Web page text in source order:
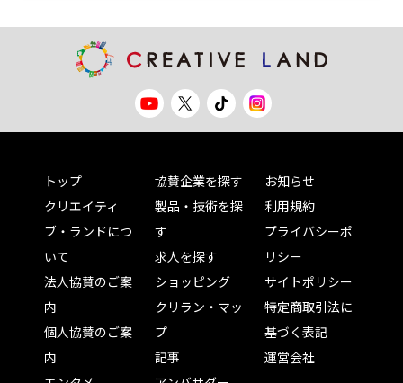
トップ
クリエイティ
ブ・ランドにつ
いて
法人協賛のご案
内
個人協賛のご案
内
協賛企業を探す
製品・技術を探
す
求人を探す
ショッピング
クリラン・マッ
プ
記事
お知らせ
利用規約
プライバシーポ
リシー
サイトポリシー
特定商取引法に
基づく表記
運営会社